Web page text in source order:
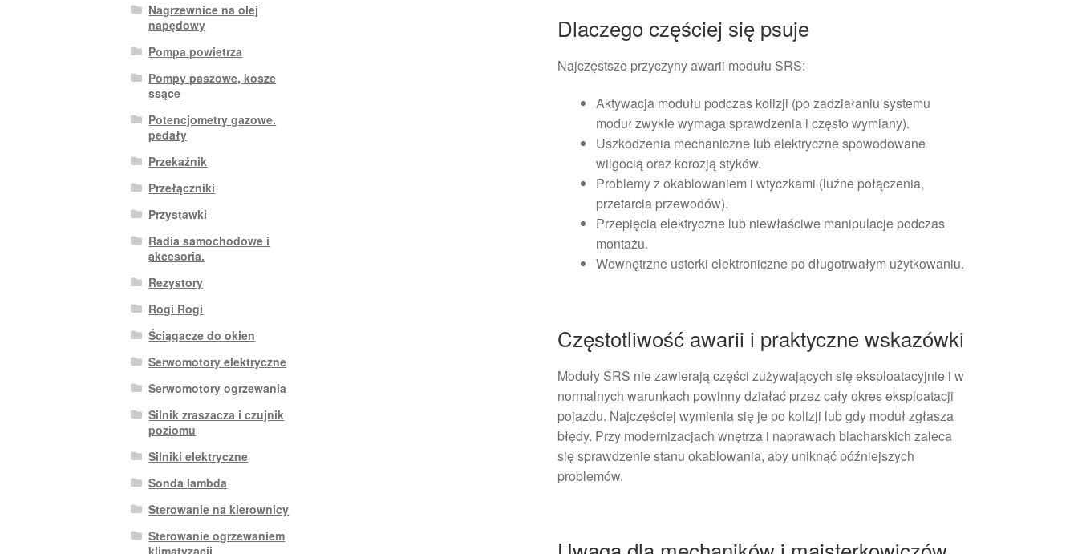
Dlaczego częściej się psuje
Najczęstsze przyczyny awarii modułu SRS:
Aktywacja modułu podczas kolizji (po zadziałaniu systemu
moduł zwykle wymaga sprawdzenia i często wymiany).
Uszkodzenia mechaniczne lub elektryczne spowodowane
wilgocią oraz korozją styków.
Problemy z okablowaniem i wtyczkami (luźne połączenia,
przetarcia przewodów).
Przepięcia elektryczne lub niewłaściwe manipulacje podczas
montażu.
Wewnętrzne usterki elektroniczne po długotrwałym użytkowaniu.
Częstotliwość awarii i praktyczne wskazówki
Moduły SRS nie zawierają części zużywających się eksploatacyjnie i w
normalnych warunkach powinny działać przez cały okres eksploatacji
pojazdu. Najczęściej wymienia się je po kolizji lub gdy moduł zgłasza
błędy. Przy modernizacjach wnętrza i naprawach blacharskich zaleca
się sprawdzenie stanu okablowania, aby uniknąć późniejszych
problemów.
Nagrzewnice na olej
napędowy
Pompa powietrza
Pompy paszowe, kosze
ssące
Potencjometry gazowe.
pedały
Przekaźnik
Przełączniki
Przystawki
Radia samochodowe i
akcesoria.
Rezystory
Rogi Rogi
Ściągacze do okien
Serwomotory elektryczne
Serwomotory ogrzewania
Silnik zraszacza i czujnik
poziomu
Silniki elektryczne
Sonda lambda
Sterowanie na kierownicy
Sterowanie ogrzewaniem
klimatyzacji